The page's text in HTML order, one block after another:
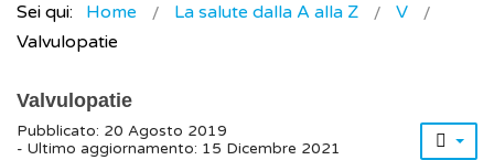
Sei qui: Home La salute dalla A alla Z
V
Valvulopatie
Valvulopatie
Pubblicato: 20 Agosto 2019
- Ultimo aggiornamento: 15 Dicembre 2021